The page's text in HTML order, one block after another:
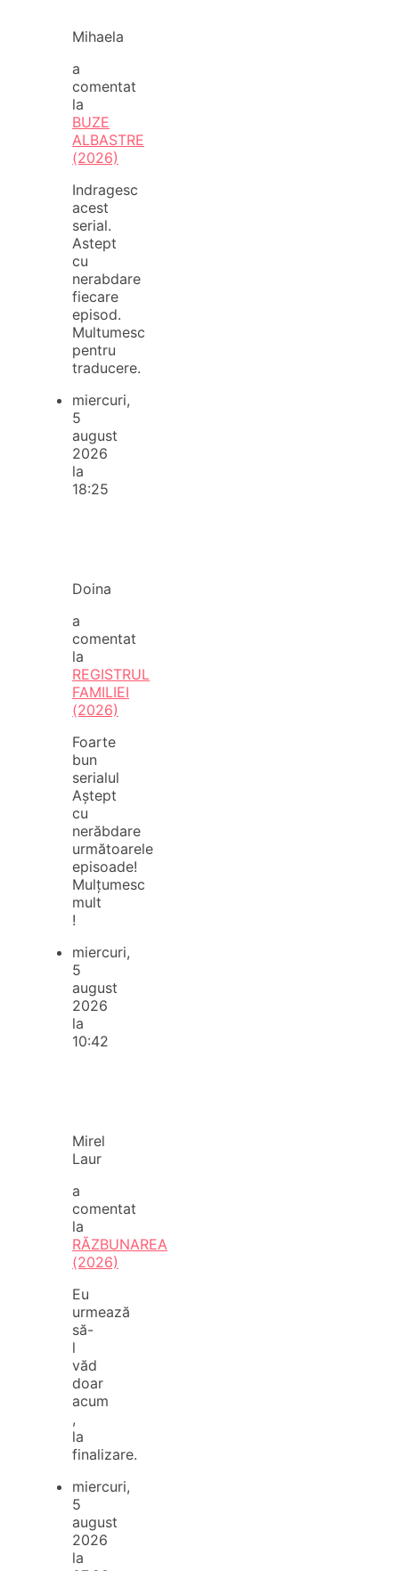
Mihaela
a
comentat
la
BUZE
ALBASTRE
(2026)
Indragesc
acest
serial.
Astept
cu
nerabdare
fiecare
episod.
Multumesc
pentru
traducere.
miercuri,
5
august
2026
la
18:25
Doina
a
comentat
la
REGISTRUL
FAMILIEI
(2026)
Foarte
bun
serialul
Aștept
cu
nerăbdare
următoarele
episoade!
Mulțumesc
mult
!
miercuri,
5
august
2026
la
10:42
Mirel
Laur
a
comentat
la
RĂZBUNAREA
(2026)
Eu
urmează
să-
l
văd
doar
acum
,
la
finalizare.
miercuri,
5
august
2026
la